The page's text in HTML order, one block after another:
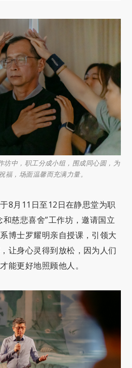
坊中，职工分成小组，围成同心圆，为
，场面温馨而充满力量。
8月11日至12日在静思堂为职
慈悲喜舍”工作坊，邀请国立
博士罗耀明亲自授课，引领大
让身心灵得到放松，因为人们
能更好地照顾他人。